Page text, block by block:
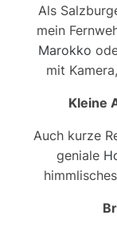
Als
mein
Marokko
mit
Kleine
Auch kurze
geniale